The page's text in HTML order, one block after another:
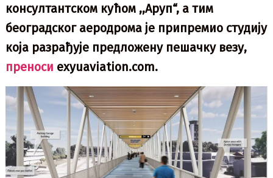
консултантском кућом ,,Аруп“, а тим
београдског аеродрома је припремио студију
која разрађује предложену пешачку везу,
преноси exyuaviation.com.